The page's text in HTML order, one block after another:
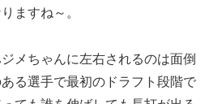
ますね～。
メちゃんに左右されるのは面倒
る選手で最初のドラフト段階で